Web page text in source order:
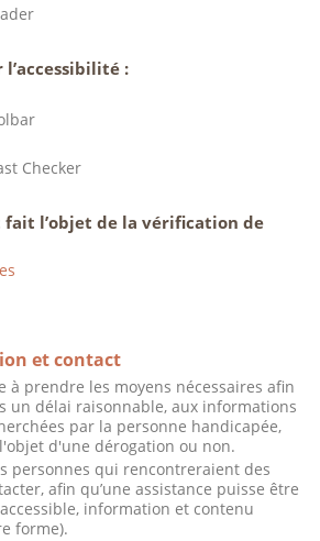
:
Checker
fait l’objet de la vérification de
et contact
à prendre les moyens nécessaires afin
un délai raisonnable, aux informations
par la personne handicapée,
d'une dérogation ou non.
personnes qui rencontreraient des
afin qu’une assistance puisse être
information et contenu
forme).